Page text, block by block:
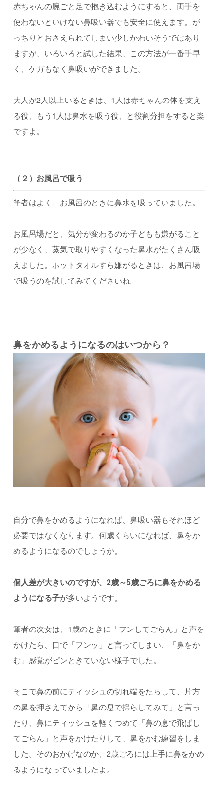
赤ちゃんの腕ごと足で抱き込むようにすると、両手を
使わないといけない鼻吸い器でも安全に使えます。 が
っちりとおさえられてしまい少しかわいそうではあり
ますが、いろいろと試した結果、この方法が一番手早
く、ケガもなく鼻吸いができました。
大人が2人以上いるときは、1人は赤ちゃんの体を支え
る役、もう1人は鼻水を吸う役、と役割分担をすると楽
ですよ。
（２）お風呂で吸う
筆者はよく、お風呂のときに鼻水を吸っていました。
お風呂場だと、気分が変わるのか子どもも嫌がること
が少なく、蒸気で取りやすくなった鼻水がたくさん吸
えました。 ホットタオルすら嫌がるときは、お風呂場
で吸うのを試してみてくださいね。
鼻をかめるようになるのはいつから？
自分で鼻をかめるようになれば、鼻吸い器もそれほど
必要ではなくなります。何歳くらいになれば、鼻をか
めるようになるのでしょうか。
個人差が大きいのですが、2歳～5歳ごろに鼻をかめる
ようになる子が多いようです。
筆者の次女は、1歳のときに「フンしてごらん」と声を
かけたら、口で「フンッ」と言ってしまい、「鼻をか
む」感覚がピンときていない様子でした。
そこで鼻の前にティッシュの切れ端をたらして、片方
の鼻を押さえてから「鼻の息で揺らしてみて」と言っ
たり、鼻にティッシュを軽くつめて「鼻の息で飛ばし
てごらん」と声をかけたりして、鼻をかむ練習をしま
した。 そのおかげなのか、2歳ごろには上手に鼻をかめ
るようになっていましたよ。